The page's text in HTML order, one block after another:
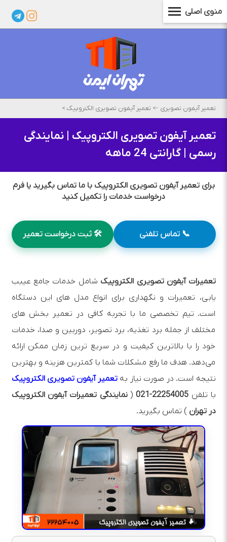
منوی اصلی
تعمیر آیفون تصویری -> تعمیر آیفون تصویری الکتروپیک >
تعمیر آیفون تصویری الکتروپیک | نمایندگی
رسمی | گارانتی 24 ماهه
برای تعمیر آیفون تصویری الکتروپیک با ما تماس بگیرید یا فرم
درخواست خدمات را تکمیل کنید
📞 تماس تلفنی 🛠️ ثبت درخواست تعمیر
تعمیرات آیفون تصویری الکتروپیک شامل خدمات جامع عیبب
یابی، تعمیرات و نگهداری برای انواع مدل‌ های این دستگاه
است. تیم تخصصی ما با تجربه کافی در تعمیر بخش‌ های
مختلف از جمله برد تغذیه، برد تصویر، دوربین و صدا، خدمات
خود را با بالاترین کیفیت و در سریع‌ ترین زمان ممکن ارائه
می‌دهد. هدف ما رفع مشکلات شما با کمترین هزینه و بهترین
نتیجه است. در صورت نیاز بهتعمیر آیفون تصویری الکتروپیک
با تلفن 22254005-021
(نمایندگی تعمیرات آیفون الکتروپیک
در تهران ) تماس بگیرید.